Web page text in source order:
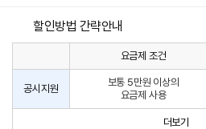
할인방법 간략안내
사
인
요금제 조건
공시지원
보통 5만원 이상의
요금제 사용
더보기